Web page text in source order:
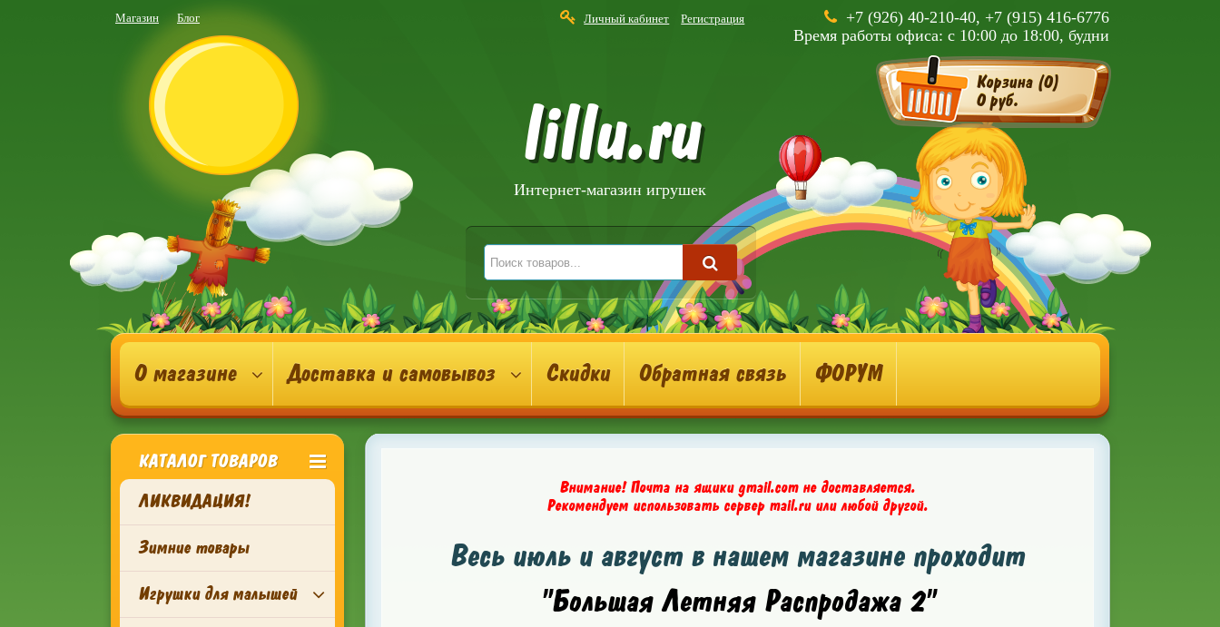
Магазин Блог Личный кабинет Регистрация
+7 (926) 40-210-40, +7 (915) 416-6776
Время работы офиса: с 10:00 до 18:00, будни
lillu.ru
Интернет-магазин игрушек
Корзина (0)
0 руб.
О магазине Доставка и самовывоз Скидки Обратная связь ФОРУМ
КАТАЛОГ ТОВАРОВ
ЛИКВИДАЦИЯ!
Зимние товары
Игрушки для малышей
Внимание! Почта на ящики gmail.com не доставляется.
Рекомендуем использовать сервер mail.ru или любой другой.
Весь июль и август в нашем магазине проходит
"Большая Летняя Распродажа 2"